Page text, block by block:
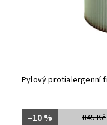
Pylový protialergenní
845 Kč
–10 %